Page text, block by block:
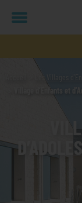
Village d’Enfants et